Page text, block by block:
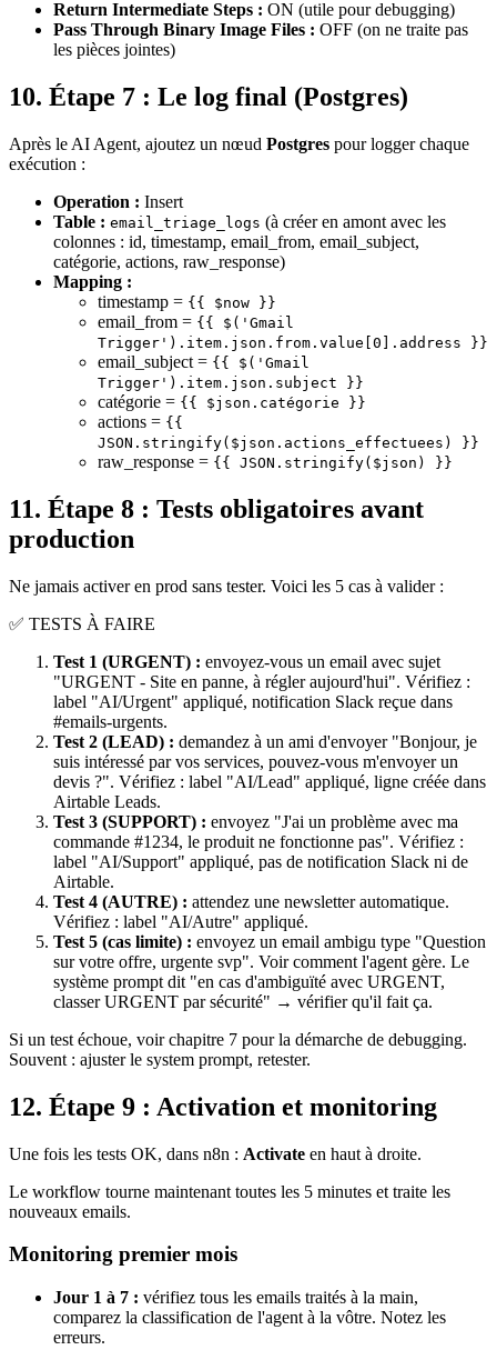
Return Intermediate Steps : ON (utile pour debugging)
Pass Through Binary Image Files : OFF (on ne traite pas
les pièces jointes)
10. Étape 7 : Le log final (Postgres)
Après le AI Agent, ajoutez un nœud Postgres pour logger chaque
exécution :
Operation : Insert
Table : email_triage_logs (à créer en amont avec les
colonnes : id, timestamp, email_from, email_subject,
catégorie, actions, raw_response)
Mapping :
timestamp = {{ $now }}
email_from = {{ $('Gmail
Trigger').item.json.from.value[0].address }}
email_subject = {{ $('Gmail
Trigger').item.json.subject }}
catégorie = {{ $json.catégorie }}
actions = {{
JSON.stringify($json.actions_effectuees) }}
raw_response = {{ JSON.stringify($json) }}
11. Étape 8 : Tests obligatoires avant
production
Ne jamais activer en prod sans tester. Voici les 5 cas à valider :
✅ TESTS À FAIRE
Test 1 (URGENT) : envoyez-vous un email avec sujet
"URGENT - Site en panne, à régler aujourd'hui". Vérifiez :
label "AI/Urgent" appliqué, notification Slack reçue dans
#emails-urgents.
Test 2 (LEAD) : demandez à un ami d'envoyer "Bonjour, je
suis intéressé par vos services, pouvez-vous m'envoyer un
devis ?". Vérifiez : label "AI/Lead" appliqué, ligne créée dans
Airtable Leads.
Test 3 (SUPPORT) : envoyez "J'ai un problème avec ma
commande #1234, le produit ne fonctionne pas". Vérifiez :
label "AI/Support" appliqué, pas de notification Slack ni de
Airtable.
Test 4 (AUTRE) : attendez une newsletter automatique.
Vérifiez : label "AI/Autre" appliqué.
Test 5 (cas limite) : envoyez un email ambigu type "Question
sur votre offre, urgente svp". Voir comment l'agent gère. Le
système prompt dit "en cas d'ambiguïté avec URGENT,
classer URGENT par sécurité" → vérifier qu'il fait ça.
Si un test échoue, voir chapitre 7 pour la démarche de debugging.
Souvent : ajuster le system prompt, retester.
12. Étape 9 : Activation et monitoring
Une fois les tests OK, dans n8n : Activate en haut à droite.
Le workflow tourne maintenant toutes les 5 minutes et traite les
nouveaux emails.
Monitoring premier mois
Jour 1 à 7 : vérifiez tous les emails traités à la main,
comparez la classification de l'agent à la vôtre. Notez les
erreurs.